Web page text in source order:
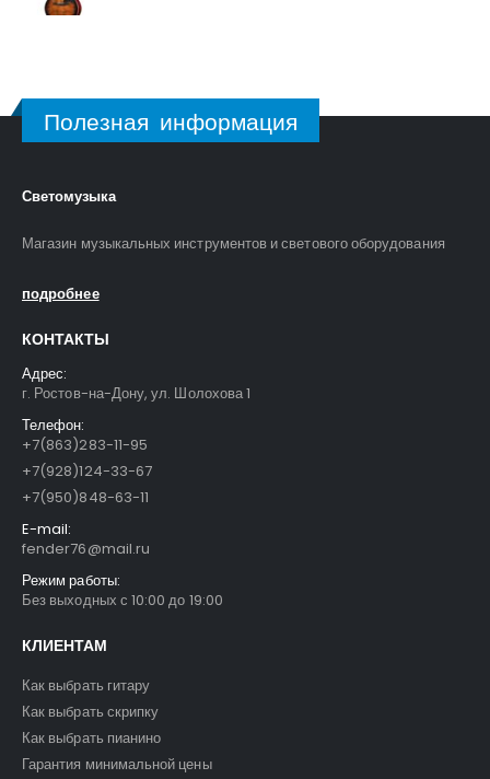
Полезная информация
Светомузыка
Магазин музыкальных инструментов и светового оборудования
подробнее
КОНТАКТЫ
Адрес:
г. Ростов-на-Дону, ул. Шолохова 1
Телефон:
+7(863)283-11-95
+7(928)124-33-67
+7(950)848-63-11
E-mail:
fender76@mail.ru
Режим работы:
Без выходных с 10:00 до 19:00
КЛИЕНТАМ
Как выбрать гитару
Как выбрать скрипку
Как выбрать пианино
Гарантия минимальной цены